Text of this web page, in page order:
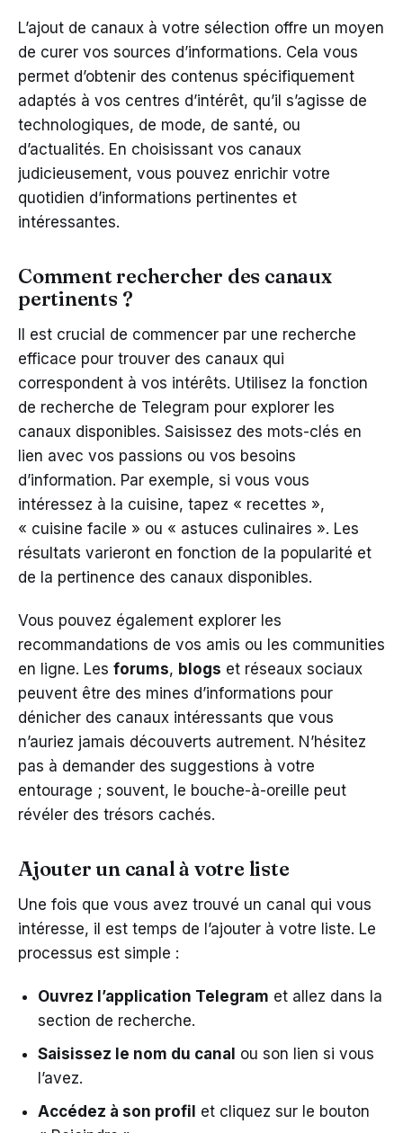
L’ajout de canaux à votre sélection offre un moyen
de curer vos sources d’informations. Cela vous
permet d’obtenir des contenus spécifiquement
adaptés à vos centres d’intérêt, qu’il s’agisse de
technologiques, de mode, de santé, ou
d’actualités. En choisissant vos canaux
judicieusement, vous pouvez enrichir votre
quotidien d’informations pertinentes et
intéressantes.
Comment rechercher des canaux
pertinents ?
Il est crucial de commencer par une recherche
efficace pour trouver des canaux qui
correspondent à vos intérêts. Utilisez la fonction
de recherche de Telegram pour explorer les
canaux disponibles. Saisissez des mots-clés en
lien avec vos passions ou vos besoins
d’information. Par exemple, si vous vous
intéressez à la cuisine, tapez « recettes »,
« cuisine facile » ou « astuces culinaires ». Les
résultats varieront en fonction de la popularité et
de la pertinence des canaux disponibles.
Vous pouvez également explorer les
recommandations de vos amis ou les communities
en ligne. Les forums, blogs et réseaux sociaux
peuvent être des mines d’informations pour
dénicher des canaux intéressants que vous
n’auriez jamais découverts autrement. N’hésitez
pas à demander des suggestions à votre
entourage ; souvent, le bouche-à-oreille peut
révéler des trésors cachés.
Ajouter un canal à votre liste
Une fois que vous avez trouvé un canal qui vous
intéresse, il est temps de l’ajouter à votre liste. Le
processus est simple :
Ouvrez l’application Telegram et allez dans la
section de recherche.
Saisissez le nom du canal ou son lien si vous
l’avez.
Accédez à son profil et cliquez sur le bouton